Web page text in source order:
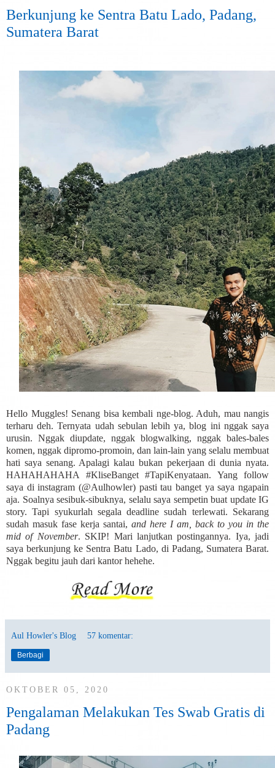
Berkunjung ke Sentra Batu Lado, Padang,
Sumatera Barat
Hello Muggles! Senang bisa kembali nge-blog. Aduh, mau nangis
terharu deh. Ternyata udah sebulan lebih ya, blog ini nggak saya
urusin. Nggak diupdate, nggak blogwalking, nggak bales-bales
komen, nggak dipromo-promoin, dan lain-lain yang selalu membuat
hati saya senang. Apalagi kalau bukan pekerjaan di dunia nyata.
HAHAHAHAHA #KliseBanget #TapiKenyataan. Yang follow
saya di instagram (@Aulhowler) pasti tau banget ya saya ngapain
aja. Soalnya sesibuk-sibuknya, selalu saya sempetin buat update IG
story. Tapi syukurlah segala deadline sudah terlewati. Sekarang
sudah masuk fase kerja santai, and here I am, back to you in the
mid of November. SKIP! Mari lanjutkan postingannya. Iya, jadi
saya berkunjung ke Sentra Batu Lado, di Padang, Sumatera Barat.
Nggak begitu jauh dari kantor hehehe.
Aul Howler's Blog 57 komentar:
Berbagi
OKTOBER 05, 2020
Pengalaman Melakukan Tes Swab Gratis di
Padang